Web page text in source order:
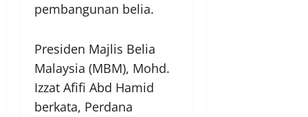
pembangunan belia.
Presiden Majlis Belia
Malaysia (MBM), Mohd.
Izzat Afifi Abd Hamid
berkata, Perdana